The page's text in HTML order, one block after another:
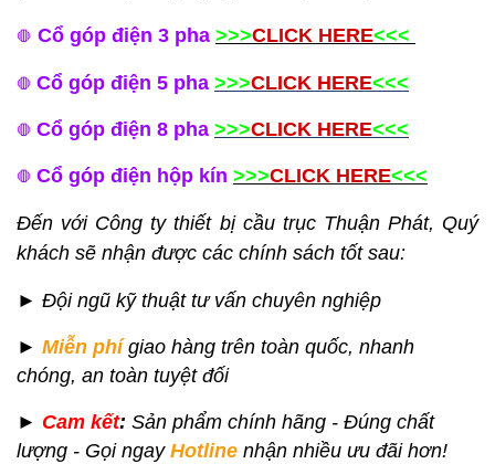
🛑 Cổ góp điện 3 pha >>>CLICK HERE<<<
🛑 Cổ góp điện 5 pha >>>CLICK HERE<<<
🛑 Cổ góp điện 8 pha >>>CLICK HERE<<<
🛑 Cổ góp điện hộp kín >>>CLICK HERE<<<
Đến với Công ty thiết bị cầu trục Thuận Phát, Quý
khách sẽ nhận được các chính sách tốt sau:
► Đội ngũ kỹ thuật tư vấn chuyên nghiệp
► Miễn phí giao hàng trên toàn quốc, nhanh
chóng, an toàn tuyệt đối
► Cam kết: Sản phẩm chính hãng - Đúng chất
lượng - Gọi ngay Hotline nhận nhiều ưu đãi hơn!